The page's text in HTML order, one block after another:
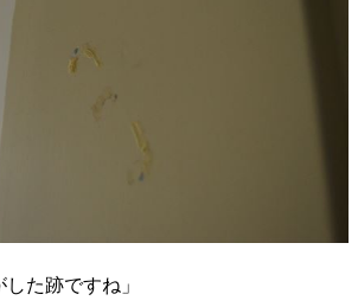
した跡ですね」